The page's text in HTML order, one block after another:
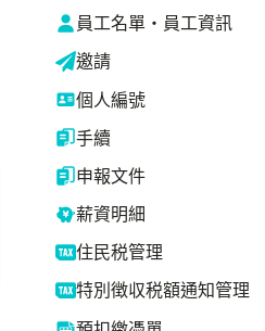
員工名單・員工資訊
邀請
個人編號
手續
申報文件
薪資明細
住民税管理
特別徴収税額通知管理